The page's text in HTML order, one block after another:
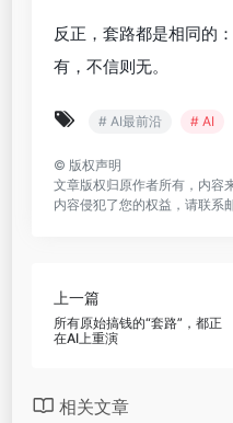
反正，套路都是相同的
有，不信则无。
# AI最前沿 # AI
© 版权声明
文章版权归原作者所有，内容
内容侵犯了您的权益，请联系
上一篇
所有原始搞钱的“套路”，都正
在AI上重演
相关文章